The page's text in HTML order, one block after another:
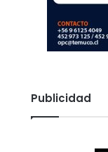
Publicidad